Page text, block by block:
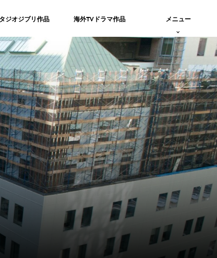
ジオジブリ作品 海外TVドラマ作品 メニュー